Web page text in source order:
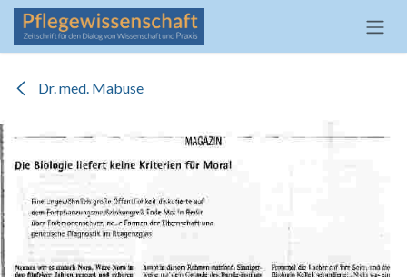
Zum Inhalt springen
Dr. med. Mabuse